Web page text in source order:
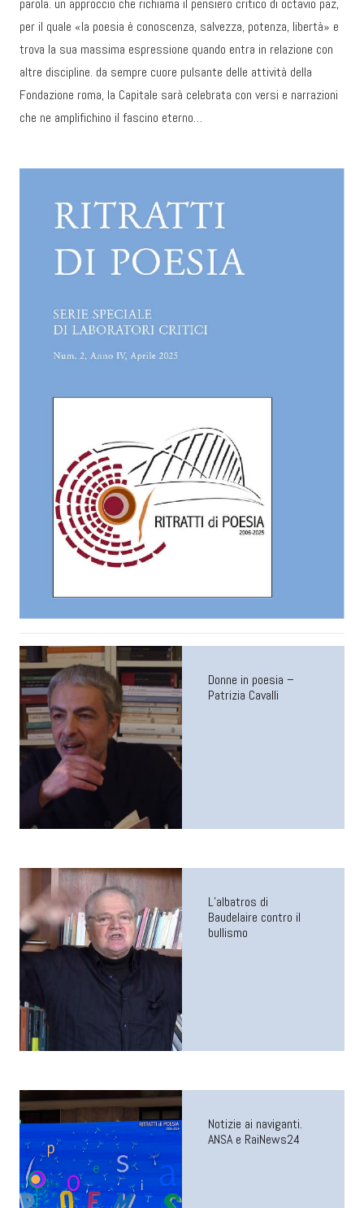
parola. un approccio che richiama il pensiero critico di octavio paz,
per il quale «la poesia è conoscenza, salvezza, potenza, libertà» e
trova la sua massima espressione quando entra in relazione con
altre discipline. da sempre cuore pulsante delle attività della
Fondazione roma, la Capitale sarà celebrata con versi e narrazioni
che ne amplifichino il fascino eterno…
Donne in poesia –
Patrizia Cavalli
L’albatros di
Baudelaire contro il
bullismo
Notizie ai naviganti.
ANSA e RaiNews24